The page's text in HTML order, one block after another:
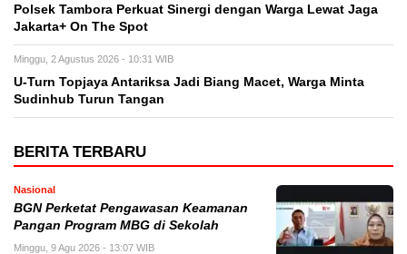
Polsek Tambora Perkuat Sinergi dengan Warga Lewat Jaga
Jakarta+ On The Spot
Minggu, 2 Agustus 2026 - 10:31 WIB
U-Turn Topjaya Antariksa Jadi Biang Macet, Warga Minta
Sudinhub Turun Tangan
BERITA TERBARU
Nasional
BGN Perketat Pengawasan Keamanan
Pangan Program MBG di Sekolah
Minggu, 9 Agu 2026 - 13:07 WIB